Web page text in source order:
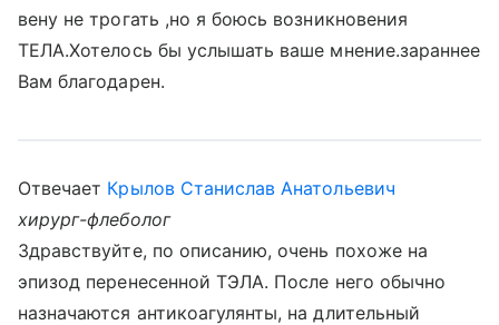
вену не трогать ,но я боюсь возникновения
ТЕЛА.Хотелось бы услышать ваше мнение.зараннее
Вам благодарен.
Отвечает Крылов Станислав Анатольевич
хирург-флеболог
Здравствуйте, по описанию, очень похоже на
эпизод перенесенной ТЭЛА. После него обычно
назначаются антикоагулянты, на длительный